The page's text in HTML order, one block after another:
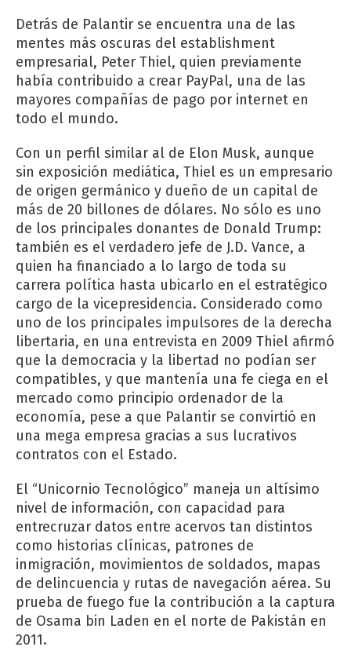
Detrás de Palantir se encuentra una de las
mentes más oscuras del establishment
empresarial, Peter Thiel, quien previamente
había contribuido a crear PayPal, una de las
mayores compañías de pago por internet en
todo el mundo.
Con un perfil similar al de Elon Musk, aunque
sin exposición mediática, Thiel es un empresario
de origen germánico y dueño de un capital de
más de 20 billones de dólares. No sólo es uno
de los principales donantes de Donald Trump:
también es el verdadero jefe de J.D. Vance, a
quien ha financiado a lo largo de toda su
carrera política hasta ubicarlo en el estratégico
cargo de la vicepresidencia. Considerado como
uno de los principales impulsores de la derecha
libertaria, en una entrevista en 2009 Thiel afirmó
que la democracia y la libertad no podían ser
compatibles, y que mantenía una fe ciega en el
mercado como principio ordenador de la
economía, pese a que Palantir se convirtió en
una mega empresa gracias a sus lucrativos
contratos con el Estado.
El “Unicornio Tecnológico” maneja un altísimo
nivel de información, con capacidad para
entrecruzar datos entre acervos tan distintos
como historias clínicas, patrones de
inmigración, movimientos de soldados, mapas
de delincuencia y rutas de navegación aérea. Su
prueba de fuego fue la contribución a la captura
de Osama bin Laden en el norte de Pakistán en
2011.